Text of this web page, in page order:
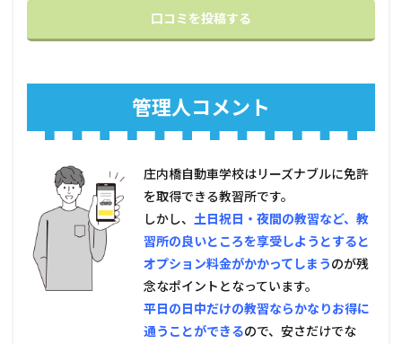
口コミを投稿する
管理人コメント
庄内橋自動車学校はリーズナブルに免許
を取得できる教習所です。
しかし、 土日祝日・夜間の教習など、教
習所の良いところを享受しようとすると
オプション料金がかかってしまうのが残
念なポイントとなっています。
平日の日中だけの教習ならかなりお得に
通うことができるので、安さだけでな